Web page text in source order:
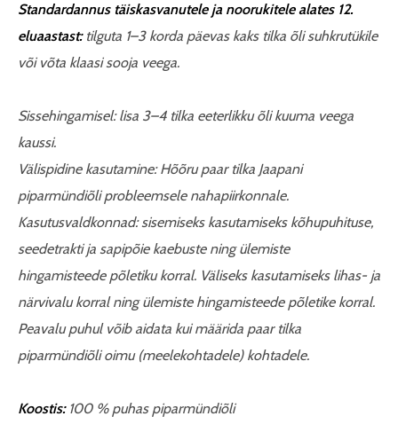
Standardannus täiskasvanutele ja noorukitele alates 12.
eluaastast: tilguta 1–3 korda päevas kaks tilka õli suhkrutükile
või võta klaasi sooja veega.
Sissehingamisel: lisa 3–4 tilka eeterlikku õli kuuma veega
kaussi.
Välispidine kasutamine: Hõõru paar tilka Jaapani
piparmündiõli probleemsele nahapiirkonnale.
Kasutusvaldkonnad: sisemiseks kasutamiseks kõhupuhituse,
seedetrakti ja sapipõie kaebuste ning ülemiste
hingamisteede põletiku korral. Väliseks kasutamiseks lihas- ja
närvivalu korral ning ülemiste hingamisteede põletike korral.
Peavalu puhul võib aidata kui määrida paar tilka
piparmündiõli oimu (meelekohtadele) kohtadele.
Koostis:100 % puhas piparmündiõli